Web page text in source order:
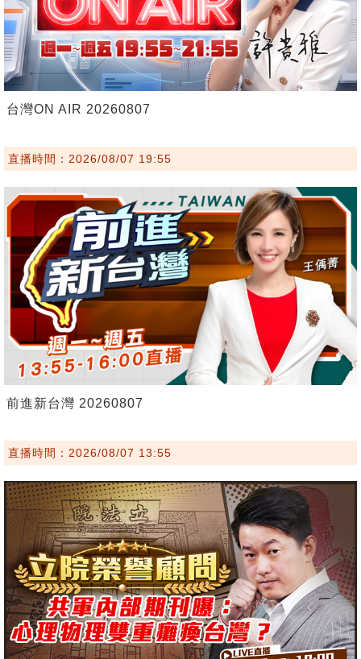
台灣ON AIR 20260807
直播時間：2026/08/07 19:55
前進新台灣 20260807
直播時間：2026/08/07 13:55